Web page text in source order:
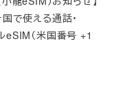
で使える通話・
（米国番号 +1